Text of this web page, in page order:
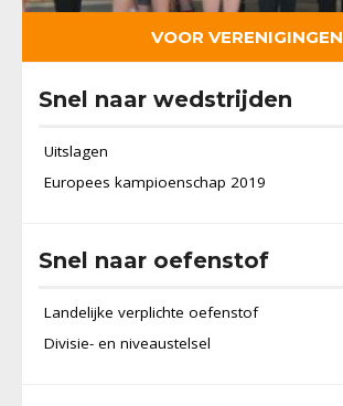
VOOR VERENIGINGEN
Snel naar wedstrijden
Uitslagen
Europees kampioenschap 2019
Snel naar oefenstof
Landelijke verplichte oefenstof
Divisie- en niveaustelsel